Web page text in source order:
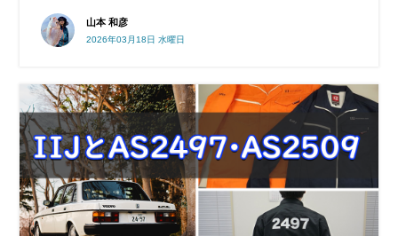
山本 和彦
2026年03月18日 水曜日